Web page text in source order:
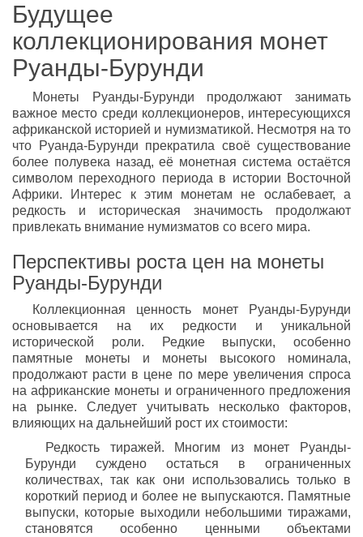
Будущее
коллекционирования монет
Руанды-Бурунди
Монеты Руанды-Бурунди продолжают занимать
важное место среди коллекционеров, интересующихся
африканской историей и нумизматикой. Несмотря на то
что Руанда-Бурунди прекратила своё существование
более полувека назад, её монетная система остаётся
символом переходного периода в истории Восточной
Африки. Интерес к этим монетам не ослабевает, а
редкость и историческая значимость продолжают
привлекать внимание нумизматов со всего мира.
Перспективы роста цен на монеты
Руанды-Бурунди
Коллекционная ценность монет Руанды-Бурунди
основывается на их редкости и уникальной
исторической роли. Редкие выпуски, особенно
памятные монеты и монеты высокого номинала,
продолжают расти в цене по мере увеличения спроса
на африканские монеты и ограниченного предложения
на рынке. Следует учитывать несколько факторов,
влияющих на дальнейший рост их стоимости:
Редкость тиражей. Многим из монет Руанды-
Бурунди суждено остаться в ограниченных
количествах, так как они использовались только в
короткий период и более не выпускаются. Памятные
выпуски, которые выходили небольшими тиражами,
становятся особенно ценными объектами